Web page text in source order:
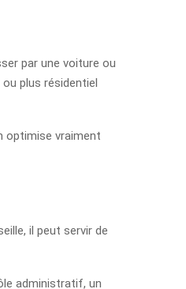
par une voiture ou
plus résidentiel
optimise vraiment
il peut servir de
administratif, un